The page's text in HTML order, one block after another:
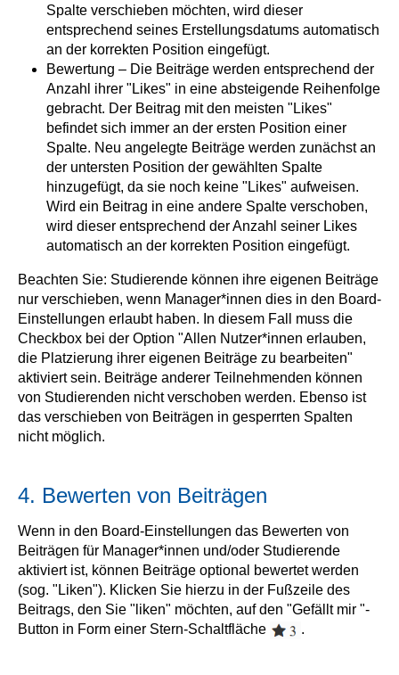
Spalte verschieben möchten, wird dieser
entsprechend seines Erstellungsdatums automatisch
an der korrekten Position eingefügt.
Bewertung – Die Beiträge werden entsprechend der
Anzahl ihrer "Likes" in eine absteigende Reihenfolge
gebracht. Der Beitrag mit den meisten "Likes"
befindet sich immer an der ersten Position einer
Spalte. Neu angelegte Beiträge werden zunächst an
der untersten Position der gewählten Spalte
hinzugefügt, da sie noch keine "Likes" aufweisen.
Wird ein Beitrag in eine andere Spalte verschoben,
wird dieser entsprechend der Anzahl seiner Likes
automatisch an der korrekten Position eingefügt.
Beachten Sie: Studierende können ihre eigenen Beiträge
nur verschieben, wenn Manager*innen dies in den Board-
Einstellungen erlaubt haben. In diesem Fall muss die
Checkbox bei der Option "Allen Nutzer*innen erlauben,
die Platzierung ihrer eigenen Beiträge zu bearbeiten"
aktiviert sein. Beiträge anderer Teilnehmenden können
von Studierenden nicht verschoben werden. Ebenso ist
das verschieben von Beiträgen in gesperrten Spalten
nicht möglich.
4. Bewerten von Beiträgen
Wenn in den Board-Einstellungen das Bewerten von
Beiträgen für Manager*innen und/oder Studierende
aktiviert ist, können Beiträge optional bewertet werden
(sog. "Liken"). Klicken Sie hierzu in der Fußzeile des
Beitrags, den Sie "liken" möchten, auf den "Gefällt mir "-
Button in Form einer Stern-Schaltfläche
.